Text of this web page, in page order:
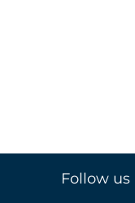
Follow us